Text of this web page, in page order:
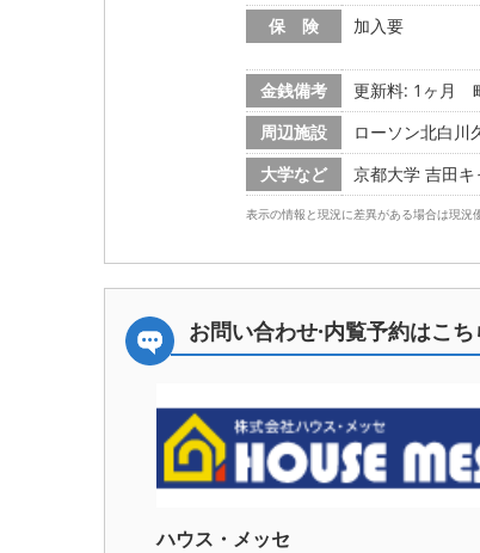
保 険
加入要
金銭備考
更新料: 1ヶ月
周辺施設
ローソン北白川
大学など
京都大学 吉田
表示の情報と現況に差異がある場合は現況
お問い合わせ·内覧予約はこ
ハウス・メッセ